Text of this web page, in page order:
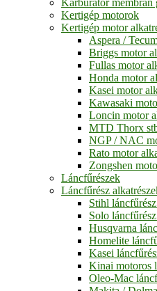
Kertigép motorok
Kertigép motor
Aspera /
Briggs motor
Fullas motor
Honda motor
Kasei motor
Kawasaki
Loncin motor
MTD Thorx
NGP / NAC
Rato motor
Zongshen
Láncfűrészek
Láncfűrész
Stihl
Solo
Husqvarna
Homelite
Kasei
Kinai motoros
Oleo-Mac